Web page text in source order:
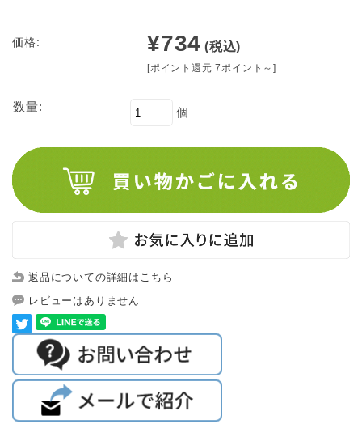
価格: ¥734 (税込)
[ポイント還元 7ポイント～]
数量: 個
返品についての詳細はこちら
レビューはありません